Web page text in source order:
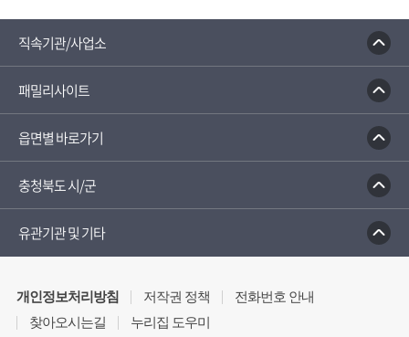
직속기관/사업소
패밀리사이트
읍면별 바로가기
충청북도 시/군
유관기관 및 기타
개인정보처리방침 저작권 정책
전화번호 안내
찾아오시는길
누리집 도우미